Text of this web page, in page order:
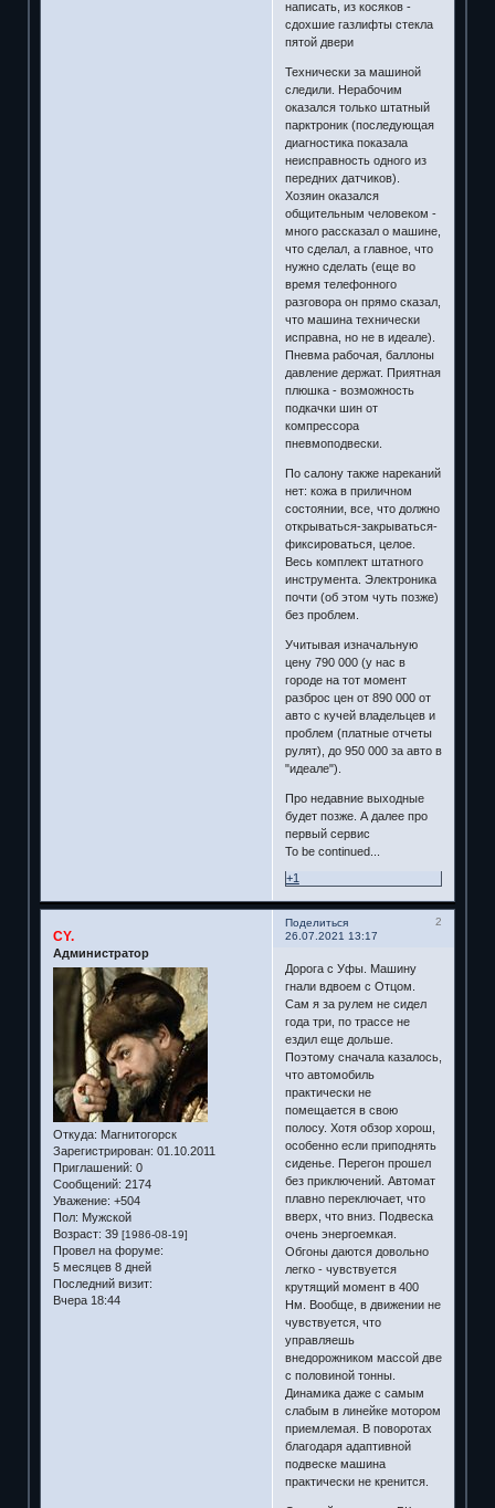
написать, из косяков -
сдохшие газлифты стекла
пятой двери
Технически за машиной
следили. Нерабочим
оказался только штатный
парктроник (последующая
диагностика показала
неисправность одного из
передних датчиков).
Хозяин оказался
общительным человеком -
много рассказал о машине,
что сделал, а главное, что
нужно сделать (еще во
время телефонного
разговора он прямо сказал,
что машина технически
исправна, но не в идеале).
Пневма рабочая, баллоны
давление держат. Приятная
плюшка - возможность
подкачки шин от
компрессора
пневмоподвески.
По салону также нареканий
нет: кожа в приличном
состоянии, все, что должно
открываться-закрываться-
фиксироваться, целое.
Весь комплект штатного
инструмента. Электроника
почти (об этом чуть позже)
без проблем.
Учитывая изначальную
цену 790 000 (у нас в
городе на тот момент
разброс цен от 890 000 от
авто с кучей владельцев и
проблем (платные отчеты
рулят), до 950 000 за авто в
"идеале").
Про недавние выходные
будет позже. А далее про
первый сервис
To be continued...
+1
Поделиться
2
26.07.2021 13:17
CY.
Администратор
Откуда: Магнитогорск
Зарегистрирован: 01.10.2011
Приглашений: 0
Сообщений: 2174
Уважение: +504
Пол: Мужской
Возраст: 39 [1986-08-19]
Провел на форуме:
5 месяцев 8 дней
Последний визит:
Вчера 18:44
Дорога с Уфы. Машину
гнали вдвоем с Отцом.
Сам я за рулем не сидел
года три, по трассе не
ездил еще дольше.
Поэтому сначала казалось,
что автомобиль
практически не
помещается в свою
полосу. Хотя обзор хорош,
особенно если приподнять
сиденье. Перегон прошел
без приключений. Автомат
плавно переключает, что
вверх, что вниз. Подвеска
очень энергоемкая.
Обгоны даются довольно
легко - чувствуется
крутящий момент в 400
Нм. Вообще, в движении не
чувствуется, что
управляешь
внедорожником массой две
с половиной тонны.
Динамика даже с самым
слабым в линейке мотором
приемлемая. В поворотах
благодаря адаптивной
подвеске машина
практически не кренится.